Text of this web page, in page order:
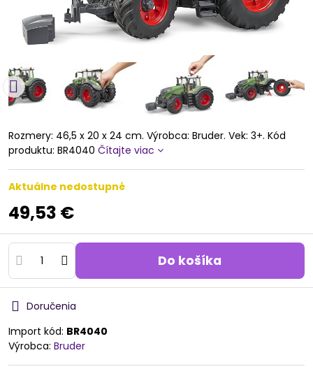
Rozmery: 46,5 x 20 x 24 cm. Výrobca: Bruder. Vek: 3+. Kód
produktu: BR4040 Čítajte viac
Aktuálne nedostupné
49,53 €
Do košíka
Doručenia
Import kód: BR4040
Výrobca: Bruder